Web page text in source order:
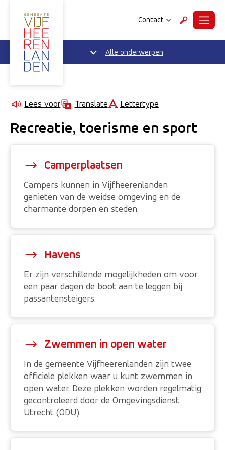
Contact ZoekenMenu
Alle onderwerpen
Lees voor Translate Lettertype
Recreatie, toerisme en sport
Camperplaatsen
Campers kunnen in Vijfheerenlanden
genieten van de weidse omgeving en de
charmante dorpen en steden.
Havens
Er zijn verschillende mogelijkheden om voor
een paar dagen de boot aan te leggen bij
passantensteigers.
Zwemmen in open water
In de gemeente Vijfheerenlanden zijn twee
officiële plekken waar u kunt zwemmen in
open water. Deze plekken worden regelmatig
gecontroleerd door de Omgevingsdienst
Utrecht (ODU).